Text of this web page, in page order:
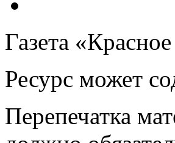
Газета
Ресурс может
Перепечатка